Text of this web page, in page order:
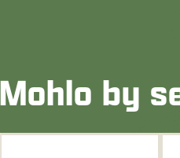
Mohlo by